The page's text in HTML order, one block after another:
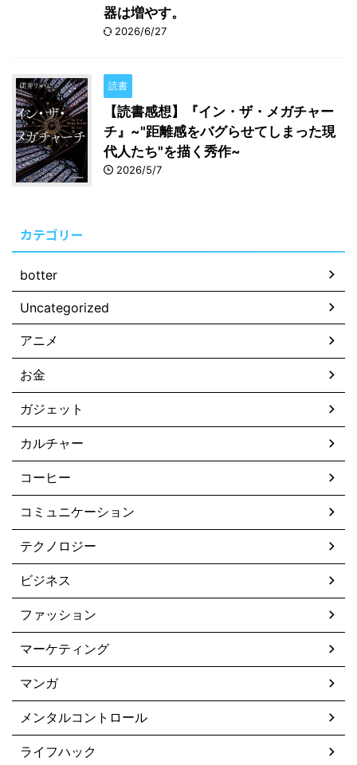
器は増やす。
2026/6/27
読書
【読書感想】『イン・ザ・メガチャー
チ』~"距離感をバグらせてしまった現
代人たち"を描く秀作~
2026/5/7
カテゴリー
botter
Uncategorized
アニメ
お金
ガジェット
カルチャー
コーヒー
コミュニケーション
テクノロジー
ビジネス
ファッション
マーケティング
マンガ
メンタルコントロール
ライフハック